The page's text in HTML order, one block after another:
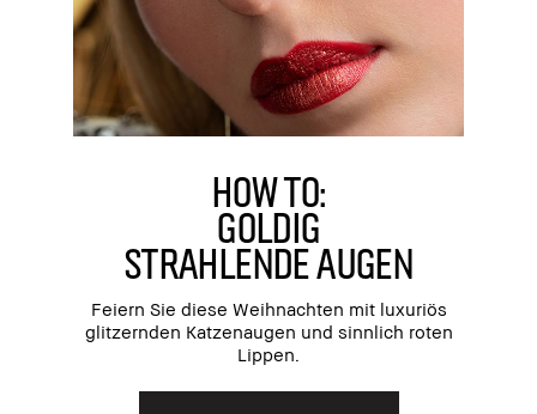
HOW TO:
GOLDIG
STRAHLENDE AUGEN
Feiern Sie diese Weihnachten mit luxuriös
glitzernden Katzenaugen und sinnlich roten
Lippen.